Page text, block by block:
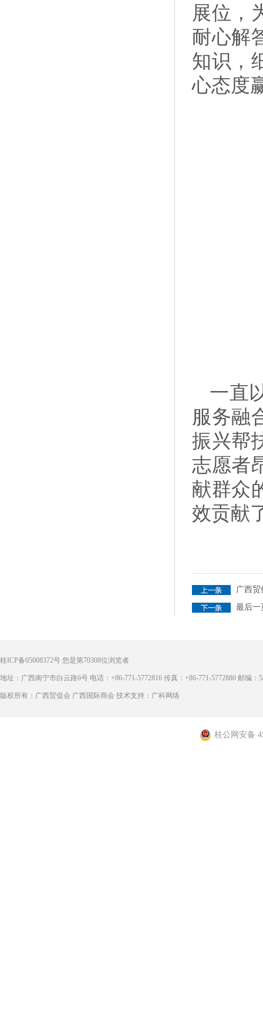
展位，
耐心解
知识，
心态度
一直
服务融
振兴帮
志愿者
献群众
效贡献
广西贸
最后一
桂ICP备05008372号 您是第70308位浏览者
地址：广西南宁市白云路6号 电话：+86-771-5772816 传真：+86-771-5772880 邮编：
版权所有：广西贸促会 广西国际商会 技术支持：广科网络
桂公网安备